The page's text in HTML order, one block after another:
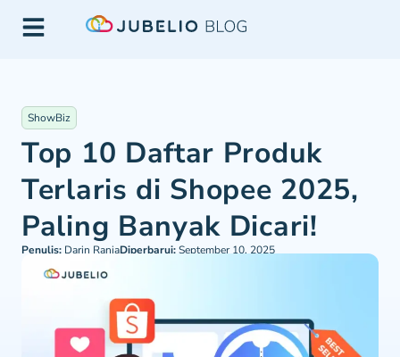
ShowBiz
Top 10 Daftar Produk
Terlaris di Shopee 2025,
Paling Banyak Dicari!
Penulis: Darin RaniaDiperbarui:September 10, 2025